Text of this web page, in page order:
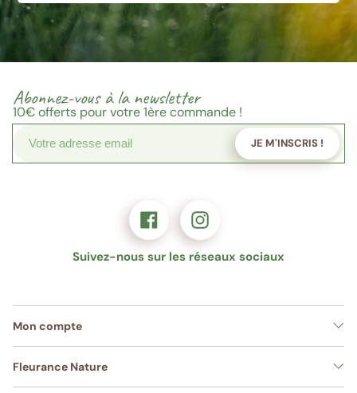
Abonnez-vous à la newsletter
10€offerts pour votre 1ère commande !
JE M'INSCRIS !
Suivez-nous sur les réseaux sociaux
Mon compte
Fleurance Nature